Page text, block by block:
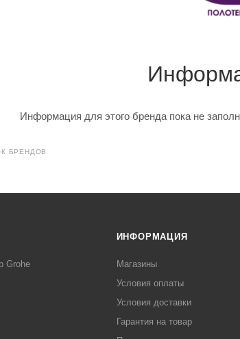
Информация для этого бренда пока не
БРЕНДОВ
Grohe
ИНФОРМАЦИЯ
Магазины
Условия оплаты
Условия доставки
Гарантия на товар